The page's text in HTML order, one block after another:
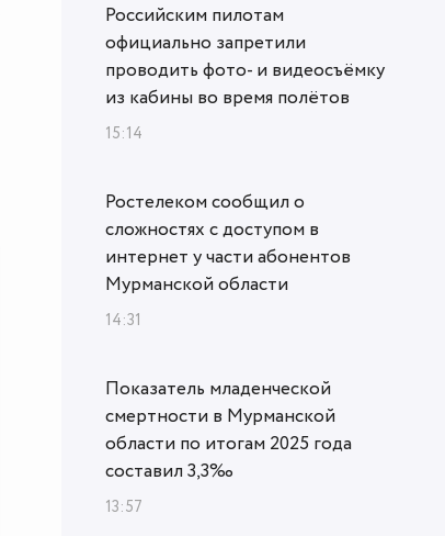
Российским пилотам
официально запретили
проводить фото- и видеосъёмку
из кабины во время полётов
15:14
Ростелеком сообщил о
сложностях с доступом в
интернет у части абонентов
Мурманской области
14:31
Показатель младенческой
смертности в Мурманской
области по итогам 2025 года
составил 3,3‰
13:57